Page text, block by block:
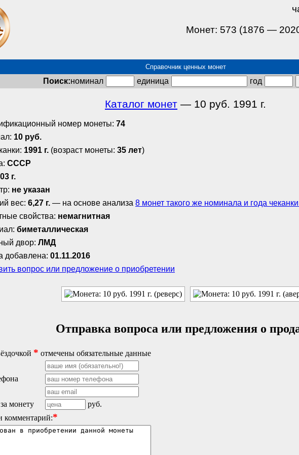
Монет: 573 (1876 —
Справочник ценных монет
Поиск:номинал единица год
Каталог монет — 10 руб. 1991 г.
номер монеты: 74
10 руб.
1991 г. (возраст монеты: 35 лет)
СССР
г.
не указан
вес: 6,27 г. — на основе анализа 8 монет такого же номинала и года
свойства: немагнитная
биметаллическая
двор: ЛМД
добавлена: 01.11.2016
вопрос или предложение о приобретении
Отправка вопроса или предложения о
* отмечены обязательные данные
монету
руб.
комментарий:*